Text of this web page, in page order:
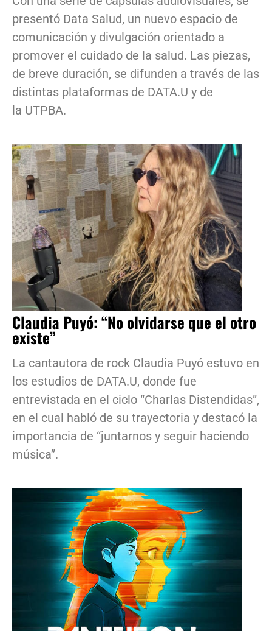
presentó Data Salud, un nuevo espacio de
comunicación y divulgación orientado a
promover el cuidado de la salud. Las piezas,
de breve duración, se difunden a través de las
distintas plataformas de DATA.U y de
la UTPBA.
Claudia Puyó: “No olvidarse que el otro
existe”
La cantautora de rock Claudia Puyó estuvo en
los estudios de DATA.U, donde fue
entrevistada en el ciclo “Charlas Distendidas”,
en el cual habló de su trayectoria y destacó la
importancia de “juntarnos y seguir haciendo
música”.